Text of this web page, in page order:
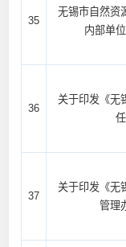
35
无锡市自然资
内部单
36
关于印发《无
37
关于印发《无
管理